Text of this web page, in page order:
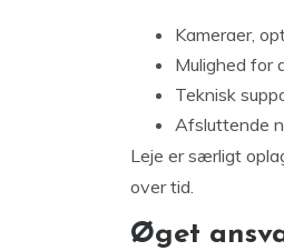
Kameraer,
Mulighed for
Teknisk
Afsluttende
Leje er særligt
over tid.
Øget